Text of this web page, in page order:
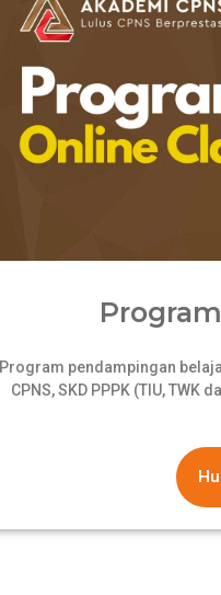
Program pendampingan
CPNS, SKD PPPK (TIU,